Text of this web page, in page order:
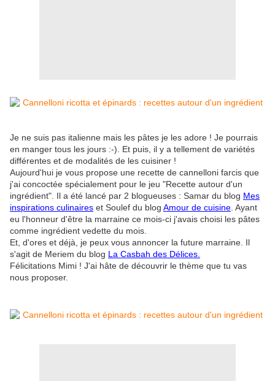
Je ne suis pas italienne mais les pâtes je les adore ! Je pourrais
en manger tous les jours :-). Et puis, il y a tellement de variétés
différentes et de modalités de les cuisiner !
Aujourd'hui je vous propose une recette de cannelloni farcis que
j'ai concoctée spécialement pour le jeu "Recette autour d'un
ingrédient". Il a été lancé par 2 blogueuses : Samar du blog Mes
inspirations culinaires et Soulef du blog Amour de cuisine . Ayant
eu l'honneur d'être la marraine ce mois-ci j'avais choisi les pâtes
comme ingrédient vedette du mois.
Et, d'ores et déjà, je peux vous annoncer la future marraine. Il
s'agit de Meriem du blog La Casbah des Délices.
Félicitations Mimi ! J'ai hâte de découvrir le thème que tu vas
nous proposer.